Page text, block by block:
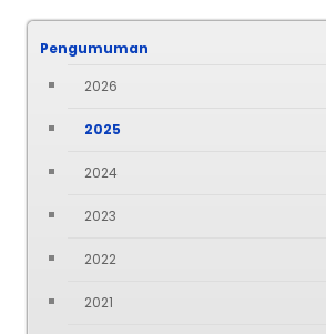
Pengumuman
2026
2025
2024
2023
2022
2021